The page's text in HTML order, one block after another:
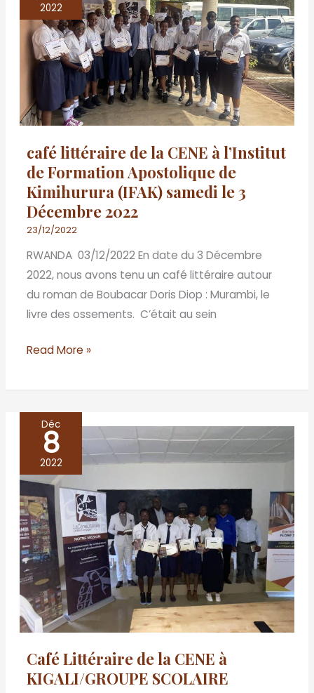
2022
café littéraire de la CENE à l’Institut
de Formation Apostolique de
Kimihurura (IFAK) samedi le 3
Décembre 2022
23/12/2022
RWANDA 03/12/2022 En date du 3 Décembre
2022, nous avons tenu un café littéraire autour
du roman de Boubacar Doris Diop : Murambi, le
livre des ossements. C’était au sein
littéraire
de
la
CENE
l’Institut
de
Formation
Apostolique
de
Kimihurura
(IFAK)
le
3
Décembre
2022
Read More »
Déc
8
2022
Café Littéraire de la CENE à
KIGALI/GROUPE SCOLAIRE
Café
Littéraire
de
la
CENE
à
KIGALI/GROUPE
SCOLAIRE
CONSULAIRE
CONGOLAIS
Décembre
2022